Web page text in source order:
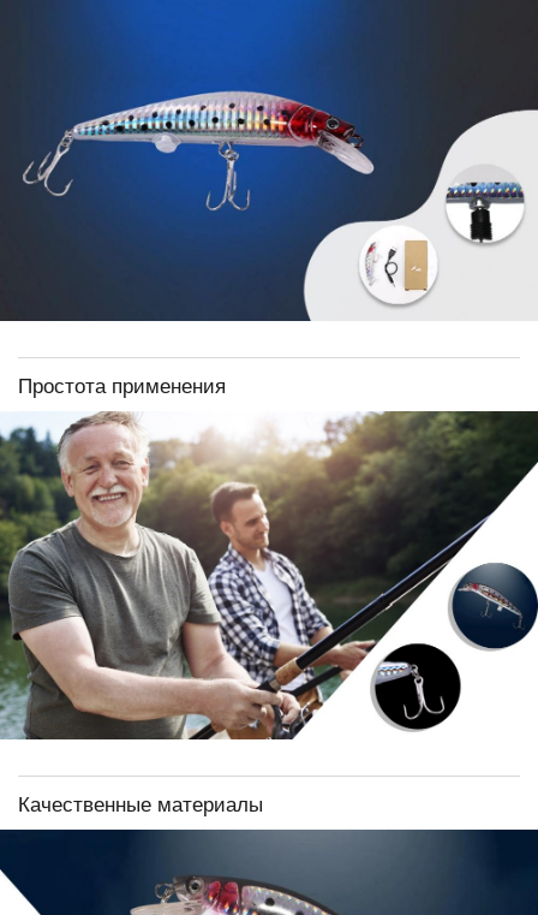
Простота применения
Качественные материалы